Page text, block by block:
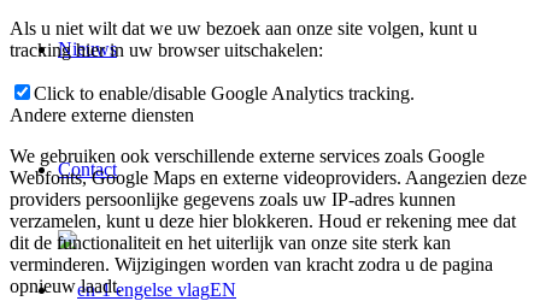
Nieuws
Contact
EN
Als u niet wilt dat we uw bezoek aan onze site volgen, kunt u
tracking hier in uw browser uitschakelen:
Click to enable/disable Google Analytics tracking.
Andere externe diensten
We gebruiken ook verschillende externe services zoals Google
Webfonts, Google Maps en externe videoproviders. Aangezien deze
providers persoonlijke gegevens zoals uw IP-adres kunnen
verzamelen, kunt u deze hier blokkeren. Houd er rekening mee dat
dit de functionaliteit en het uiterlijk van onze site sterk kan
verminderen. Wijzigingen worden van kracht zodra u de pagina
opnieuw laadt.